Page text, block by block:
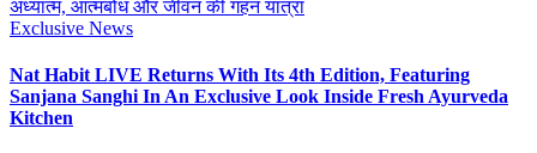
Exclusive News
Nat Habit LIVE Returns With Its 4th Edition, Featuring
Sanjana Sanghi In An Exclusive Look Inside Fresh Ayurveda
Kitchen